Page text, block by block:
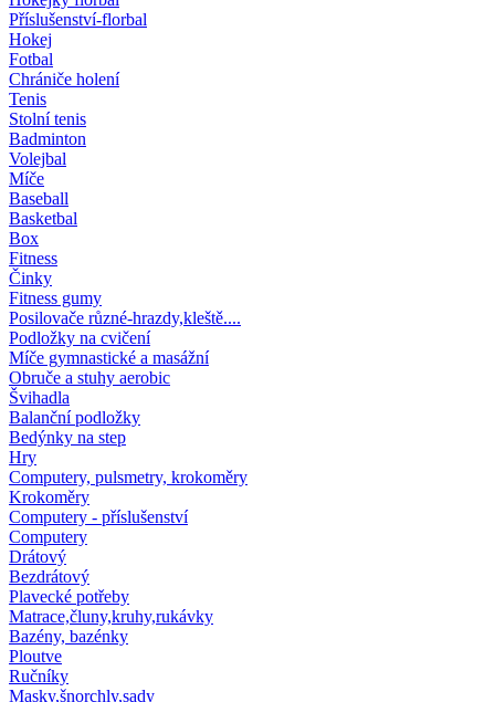
Příslušenství-florbal
Hokej
Fotbal
Chrániče holení
Tenis
Stolní tenis
Badminton
Volejbal
Míče
Baseball
Basketbal
Box
Fitness
Činky
Fitness gumy
Posilovače různé-hrazdy,kleště....
Podložky na cvičení
Míče gymnastické a masážní
Obruče a stuhy aerobic
Švihadla
Balanční podložky
Bedýnky na step
Hry
Computery, pulsmetry, krokoměry
Krokoměry
Computery - příslušenství
Computery
Drátový
Bezdrátový
Plavecké potřeby
Matrace,čluny,kruhy,rukávky
Bazény, bazénky
Ploutve
Ručníky
Masky,šnorchly,sady